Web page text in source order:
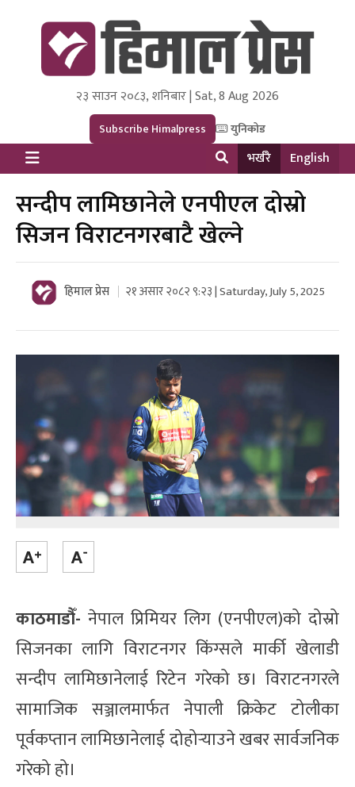
Himal Press
Dot NewsyNepal Media and Research Pvt Ltd.
२३ साउन २०८३, शनिबार | Sat, 8 Aug 2026
Subscribe Himalpress युनिकोड
भर्खरै English
सन्दीप लामिछानेले एनपीएल दोस्रो
सिजन विराटनगरबाटै खेल्ने
हिमाल प्रेस २१ असार २०८२ ९:२३ | Saturday, July 5, 2025
काठमाडौँ- नेपाल प्रिमियर लिग (एनपीएल)को दोस्रो
सिजनका लागि विराटनगर किंग्सले मार्की खेलाडी
सन्दीप लामिछानेलाई रिटेन गरेको छ। विराटनगरले
सामाजिक सञ्जालमार्फत नेपाली क्रिकेट टोलीका
पूर्वकप्तान लामिछानेलाई दोहोर्‍याउने खबर सार्वजनिक
गरेको हो।